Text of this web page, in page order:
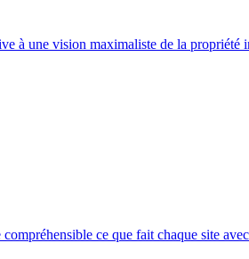
à une vision maximaliste de la
ce que fait chaque site